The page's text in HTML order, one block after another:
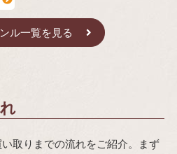
ル一覧を見る
取りまでの流れをご紹介。まず